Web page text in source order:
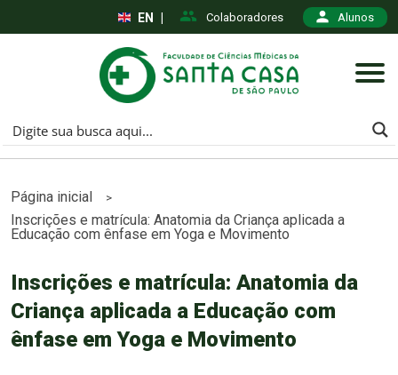
Colaboradores Alunos
EN
Página inicial >
Inscrições e matrícula: Anatomia da Criança aplicada a
Educação com ênfase em Yoga e Movimento
Inscrições e matrícula: Anatomia da
Criança aplicada a Educação com
ênfase em Yoga e Movimento